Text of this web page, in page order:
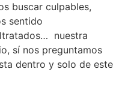
buscar culpables,
sentido
nuestra
sí nos preguntamos
dentro y solo de este